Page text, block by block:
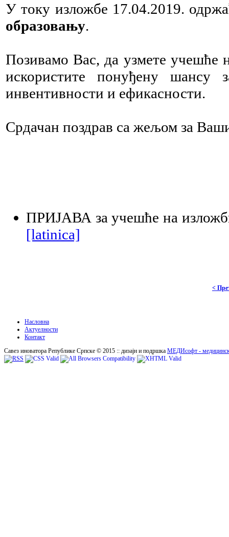
У току изложбе 17.04.2019.
образовању.
Позивамо Вас, да узмете
искористите понуђену шансу
инвентивности и ефикасности.
Срдачан поздрав са жељом за
ПРИЈАВА за учешће на
[latinica]
<
Насловна
Актуелности
Контакт
Савез иноватора Републике Српске © 2015 :: дизајн и подршка МЕДИсофт -